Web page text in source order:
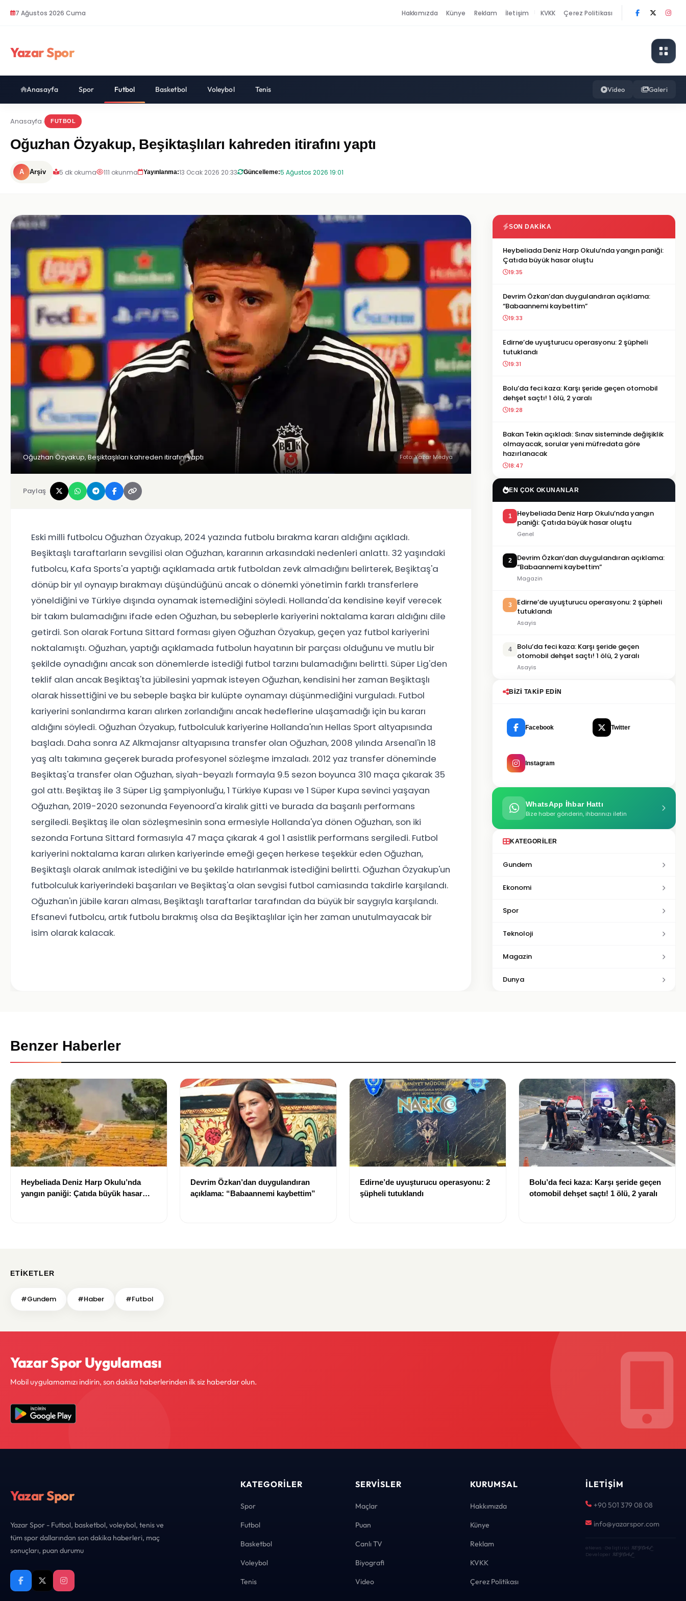
7 Ağustos 2026 Cuma Hakkımızda Künye Reklam İletişim KVKK Çerez Politikası
Yazar Spor
Anasayfa Spor Futbol Basketbol Voleybol Tenis Video Galeri
Anasayfa FUTBOL
Oğuzhan Özyakup, Beşiktaşlıları kahreden itirafını yaptı
A Arşiv 5 dk okuma 111 okunma Yayınlanma:13 Ocak 2026 20:33 Güncelleme:5 Ağustos 2026 19:01
Oğuzhan Özyakup, Beşiktaşlıları kahreden itirafını yaptı Foto: Yazar Medya
Paylaş
Eski milli futbolcu Oğuzhan Özyakup, 2024 yazında futbolu bırakma kararı aldığını açıkladı.
Beşiktaşlı taraftarların sevgilisi olan Oğuzhan, kararının arkasındaki nedenleri anlattı. 32 yaşındaki
futbolcu, Kafa Sports'a yaptığı açıklamada artık futboldan zevk almadığını belirterek, Beşiktaş'a
dönüp bir yıl oynayıp bırakmayı düşündüğünü ancak o dönemki yönetimin farklı transferlere
yöneldiğini ve Türkiye dışında oynamak istemediğini söyledi. Hollanda'da kendisine keyif verecek
bir takım bulamadığını ifade eden Oğuzhan, bu sebeplerle kariyerini noktalama kararı aldığını dile
getirdi. Son olarak Fortuna Sittard forması giyen Oğuzhan Özyakup, geçen yaz futbol kariyerini
noktalamıştı. Oğuzhan, yaptığı açıklamada futbolun hayatının bir parçası olduğunu ve mutlu bir
şekilde oynadığını ancak son dönemlerde istediği futbol tarzını bulamadığını belirtti. Süper Lig'den
teklif alan ancak Beşiktaş'ta jübilesini yapmak isteyen Oğuzhan, kendisini her zaman Beşiktaşlı
olarak hissettiğini ve bu sebeple başka bir kulüpte oynamayı düşünmediğini vurguladı. Futbol
kariyerini sonlandırma kararı alırken zorlandığını ancak hedeflerine ulaşamadığı için bu kararı
aldığını söyledi. Oğuzhan Özyakup, futbolculuk kariyerine Hollanda'nın Hellas Sport altyapısında
başladı. Daha sonra AZ Alkmajansr altyapısına transfer olan Oğuzhan, 2008 yılında Arsenal'in 18
yaş altı takımına geçerek burada profesyonel sözleşme imzaladı. 2012 yaz transfer döneminde
Beşiktaş'a transfer olan Oğuzhan, siyah-beyazlı formayla 9.5 sezon boyunca 310 maça çıkarak 35
gol attı. Beşiktaş ile 3 Süper Lig şampiyonluğu, 1 Türkiye Kupası ve 1 Süper Kupa sevinci yaşayan
Oğuzhan, 2019-2020 sezonunda Feyenoord'a kiralık gitti ve burada da başarılı performans
sergiledi. Beşiktaş ile olan sözleşmesinin sona ermesiyle Hollanda'ya dönen Oğuzhan, son iki
sezonda Fortuna Sittard formasıyla 47 maça çıkarak 4 gol 1 asistlik performans sergiledi. Futbol
kariyerini noktalama kararı alırken kariyerinde emeği geçen herkese teşekkür eden Oğuzhan,
Beşiktaşlı olarak anılmak istediğini ve bu şekilde hatırlanmak istediğini belirtti. Oğuzhan Özyakup'un
futbolculuk kariyerindeki başarıları ve Beşiktaş'a olan sevgisi futbol camiasında takdirle karşılandı.
Oğuzhan'ın jübile kararı alması, Beşiktaşlı taraftarlar tarafından da büyük bir saygıyla karşılandı.
Efsanevi futbolcu, artık futbolu bırakmış olsa da Beşiktaşlılar için her zaman unutulmayacak bir
isim olarak kalacak.
SON DAKIKA
Heybeliada Deniz Harp Okulu’nda yangın paniği:
Çatıda büyük hasar oluştu
19:35
Devrim Özkan’dan duygulandıran açıklama:
“Babaannemi kaybettim”
19:33
Edirne’de uyuşturucu operasyonu: 2 şüpheli
tutuklandı
19:31
Bolu’da feci kaza: Karşı şeride geçen otomobil
dehşet saçtı! 1 ölü, 2 yaralı
19:28
Bakan Tekin açıkladı: Sınav sisteminde değişiklik
olmayacak, sorular yeni müfredata göre
hazırlanacak
18:47
EN ÇOK OKUNANLAR
1
Heybeliada Deniz Harp Okulu’nda yangın
paniği: Çatıda büyük hasar oluştu
Genel
2
Devrim Özkan’dan duygulandıran açıklama:
“Babaannemi kaybettim”
Magazin
3
Edirne’de uyuşturucu operasyonu: 2 şüpheli
tutuklandı
Asayis
4
Bolu’da feci kaza: Karşı şeride geçen
otomobil dehşet saçtı! 1 ölü, 2 yaralı
Asayis
BIZI TAKIP EDIN
Facebook Twitter
Instagram
WhatsApp İhbar Hattı
Bize haber gönderin, ihbarınızı iletin
KATEGORILER
Gundem
Ekonomi
Spor
Teknoloji
Magazin
Dunya
Benzer Haberler
Heybeliada Deniz Harp Okulu’nda
yangın paniği: Çatıda büyük hasar
Devrim Özkan’dan duygulandıran
açıklama: “Babaannemi kaybettim”
Edirne’de uyuşturucu operasyonu: 2
şüpheli tutuklandı
Bolu’da feci kaza: Karşı şeride geçen
otomobil dehşet saçtı! 1 ölü, 2 yaralı
ETIKETLER
#Gundem #Haber #Futbol
Yazar Spor Uygulaması
Mobil uygulamamızı indirin, son dakika haberlerinden ilk siz haberdar olun.
Yazar Spor
Yazar Spor - Futbol, basketbol, voleybol, tenis ve
tüm spor dallarından son dakika haberleri, maç
sonuçları, puan durumu
KATEGORILER
Spor
Futbol
Basketbol
Voleybol
Tenis
SERVISLER
Maçlar
Puan
Canlı TV
Biyografi
Video
KURUMSAL
Hakkımızda
Künye
Reklam
KVKK
Çerez Politikası
İLETIŞIM
+90 501 379 08 08
info@yazarspor.com
eNews · Geliştirici KEYDAL·
Developer KEYDAL